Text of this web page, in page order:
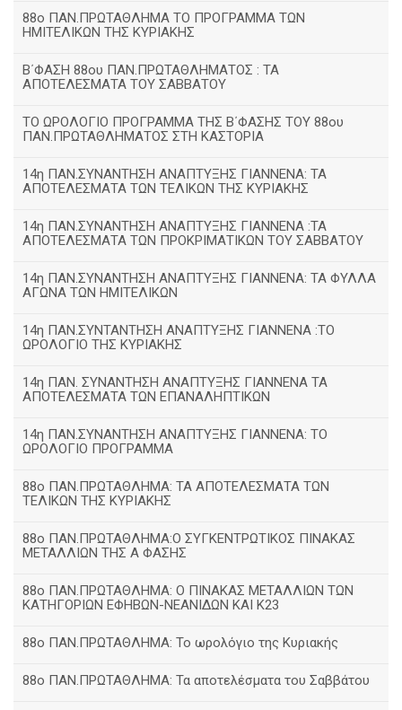
88ο ΠΑΝ.ΠΡΩΤΑΘΛΗΜΑ ΤΟ ΠΡΟΓΡΑΜΜΑ ΤΩΝ
ΗΜΙΤΕΛΙΚΩΝ ΤΗΣ ΚΥΡΙΑΚΗΣ
Β΄ΦΑΣΗ 88ου ΠΑΝ.ΠΡΩΤΑΘΛΗΜΑΤΟΣ : ΤΑ
ΑΠΟΤΕΛΕΣΜΑΤΑ ΤΟΥ ΣΑΒΒΑΤΟΥ
ΤΟ ΩΡΟΛΟΓΙΟ ΠΡΟΓΡΑΜΜΑ ΤΗΣ Β΄ΦΑΣΗΣ ΤΟΥ 88ου
ΠΑΝ.ΠΡΩΤΑΘΛΗΜΑΤΟΣ ΣΤΗ ΚΑΣΤΟΡΙΑ
14η ΠΑΝ.ΣΥΝΑΝΤΗΣΗ ΑΝΑΠΤΥΞΗΣ ΓΙΑΝΝΕΝΑ: ΤΑ
ΑΠΟΤΕΛΕΣΜΑΤΑ ΤΩΝ ΤΕΛΙΚΩΝ ΤΗΣ ΚΥΡΙΑΚΗΣ
14η ΠΑΝ.ΣΥΝΑΝΤΗΣΗ ΑΝΑΠΤΥΞΗΣ ΓΙΑΝΝΕΝΑ :ΤΑ
ΑΠΟΤΕΛΕΣΜΑΤΑ ΤΩΝ ΠΡΟΚΡΙΜΑΤΙΚΩΝ ΤΟΥ ΣΑΒΒΑΤΟΥ
14η ΠΑΝ.ΣΥΝΑΝΤΗΣΗ ΑΝΑΠΤΥΞΗΣ ΓΙΑΝΝΕΝΑ: ΤΑ ΦΥΛΛΑ
ΑΓΩΝΑ ΤΩΝ ΗΜΙΤΕΛΙΚΩΝ
14η ΠΑΝ.ΣΥΝΤΑΝΤΗΣΗ ΑΝΑΠΤΥΞΗΣ ΓΙΑΝΝΕΝΑ :ΤΟ
ΩΡΟΛΟΓΙΟ ΤΗΣ ΚΥΡΙΑΚΗΣ
14η ΠΑΝ. ΣΥΝΑΝΤΗΣΗ ΑΝΑΠΤΥΞΗΣ ΓΙΑΝΝΕΝΑ ΤΑ
ΑΠΟΤΕΛΕΣΜΑΤΑ ΤΩΝ ΕΠΑΝΑΛΗΠΤΙΚΩΝ
14η ΠΑΝ.ΣΥΝΑΝΤΗΣΗ ΑΝΑΠΤΥΞΗΣ ΓΙΑΝΝΕΝΑ: ΤΟ
ΩΡΟΛΟΓΙΟ ΠΡΟΓΡΑΜΜΑ
88ο ΠΑΝ.ΠΡΩΤΑΘΛΗΜΑ: ΤΑ ΑΠΟΤΕΛΕΣΜΑΤΑ ΤΩΝ
ΤΕΛΙΚΩΝ ΤΗΣ ΚΥΡΙΑΚΗΣ
88ο ΠΑΝ.ΠΡΩΤΑΘΛΗΜΑ:Ο ΣΥΓΚΕΝΤΡΩΤΙΚΟΣ ΠΙΝΑΚΑΣ
ΜΕΤΑΛΛΙΩΝ ΤΗΣ Α ΦΑΣΗΣ
88ο ΠΑΝ.ΠΡΩΤΑΘΛΗΜΑ: Ο ΠΙΝΑΚΑΣ ΜΕΤΑΛΛΙΩΝ ΤΩΝ
ΚΑΤΗΓΟΡΙΩΝ ΕΦΗΒΩΝ-ΝΕΑΝΙΔΩΝ ΚΑΙ Κ23
88ο ΠΑΝ.ΠΡΩΤΑΘΛΗΜΑ: Το ωρολόγιο της Κυριακής
88ο ΠΑΝ.ΠΡΩΤΑΘΛΗΜΑ: Τα αποτελέσματα του Σαββάτου